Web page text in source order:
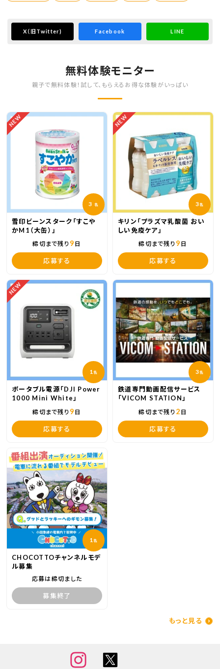
X （旧Twitter) Facebook LINE
無料体験モニター
親子で無料体験！試して、もらえるお得な体験がいっぱい
NEW
3 名
雪印ビーンスターク「すこや
かM1（大缶）」
締切まで残り 9 日
応募する
NEW
3名
キリン「プラズマ乳酸菌 おい
しい免疫ケア」
締切まで残り 9 日
応募する
NEW
1名
ポータブル電源「DJI Power
1000 Mini White」
締切まで残り 9 日
応募する
3名
鉄道専門動画配信サービス
「VICOM STATION」
締切まで残り 2 日
応募する
1 名
CHOCOTTOチャンネルモデ
ル募集
応募は締切ました
募集終了
もっと見る